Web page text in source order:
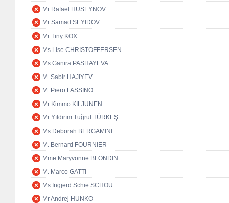
Mr Rafael HUSEYNOV
Mr Samad SEYIDOV
Mr Tiny KOX
Ms Lise CHRISTOFFERSEN
Ms Ganira PASHAYEVA
M. Sabir HAJIYEV
M. Piero FASSINO
Mr Kimmo KILJUNEN
Mr Yıldırım Tuğrul TÜRKEŞ
Ms Deborah BERGAMINI
M. Bernard FOURNIER
Mme Maryvonne BLONDIN
M. Marco GATTI
Ms Ingjerd Schie SCHOU
Mr Andrej HUNKO